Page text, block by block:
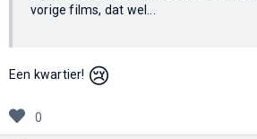
vorige films, dat wel...
Een kwartier! 😢
0